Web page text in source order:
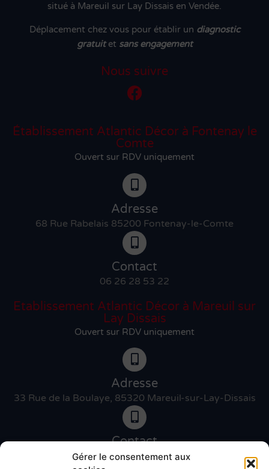
Gérer le consentement aux
situé à Mareuil sur Lay Dissais en Vendée.
Déplacement chez vous pour établir un diagnostic
gratuitet sans engagement
Nous suivre
Établissement Atlantic Décor à Fontenay le
Comte
Ouvert sur RDV uniquement
Adresse
68 Rue Rabelais 85200 Fontenay-le-Comte
Contact
06 26 28 53 22
Etablissement Atlantic Décor à Mareuil sur
Lay Dissais
Ouvert sur RDV uniquement
Adresse
33 Rue de la Boulaye, 85320 Mareuil-sur-Lay-Dissais
Contact
06 46 27 89 83